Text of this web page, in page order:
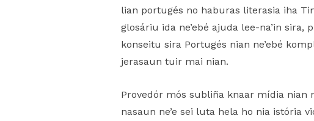
lian portugés no haburas literasia iha
glosáriu ida ne’ebé ajuda lee-na’in
konseitu sira Portugés nian ne’ebé
jerasaun tuir mai nian.
Provedór mós subliña knaar mídia
nasaun ne’e sei luta hela ho nia istória